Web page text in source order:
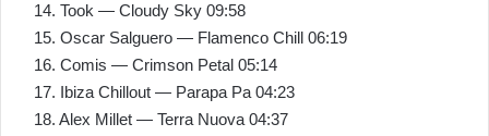
14. Took — Cloudy Sky 09:58
15. Oscar Salguero — Flamenco Chill 06:19
16. Comis — Crimson Petal 05:14
17. Ibiza Chillout — Parapa Pa 04:23
18. Alex Millet — Terra Nuova 04:37